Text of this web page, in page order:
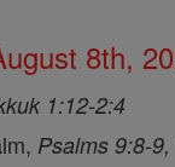
8th,
1:12-2:4
Psalms 9:8-